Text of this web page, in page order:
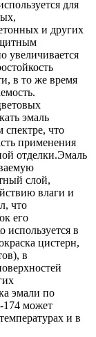
для
и других
увеличивается
в то же время
эмаль
что
применения
отделки.Эмаль
слой,
влаги и
что
его
используется в
цистерн,
в
эмали по
может
и в